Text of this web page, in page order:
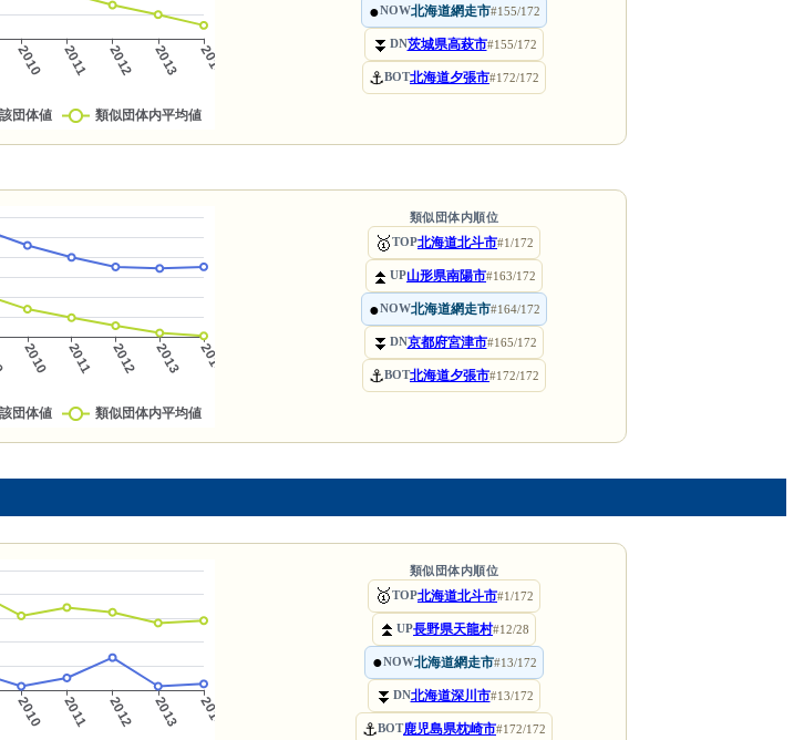
●NOW北海道網走市#155/172
⏬ DN茨城県高萩市#155/172
⚓BOT北海道夕張市#172/172
類似団体内順位
🥇TOP北海道北斗市#1/172
⏫ UP山形県南陽市#163/172
●NOW北海道網走市#164/172
⏬ DN京都府宮津市#165/172
⚓BOT北海道夕張市#172/172
類似団体内順位
🥇TOP北海道北斗市#1/172
⏫ UP長野県天龍村#12/28
●NOW北海道網走市#13/172
⏬ DN北海道深川市#13/172
⚓BOT鹿児島県枕崎市#172/172